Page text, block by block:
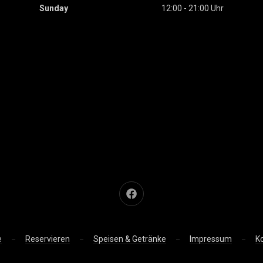
Sunday 12:00 - 21:00 Uhr
Neues Fenster
Reservieren Speisen & Getränke Impressum